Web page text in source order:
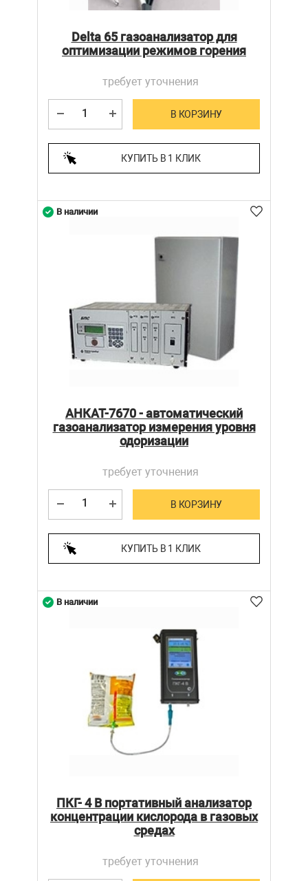
Delta 65 газоанализатор для
оптимизации режимов горения
требует уточнения
В КОРЗИНУ
КУПИТЬ В 1 КЛИК
АНКАТ-7670 - автоматический
газоанализатор измерения уровня
одоризации
требует уточнения
В КОРЗИНУ
КУПИТЬ В 1 КЛИК
В наличии
ПКГ- 4 В портативный анализатор
концентрации кислорода в газовых
средах
требует уточнения
В наличии